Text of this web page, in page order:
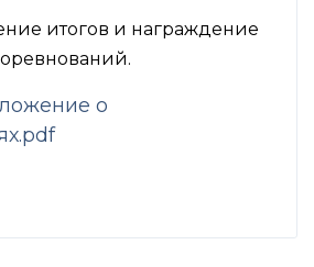
итогов и награждение
о